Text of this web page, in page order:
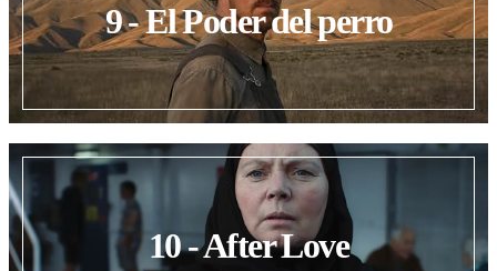
9 - El Poder del perro
10 - After Love